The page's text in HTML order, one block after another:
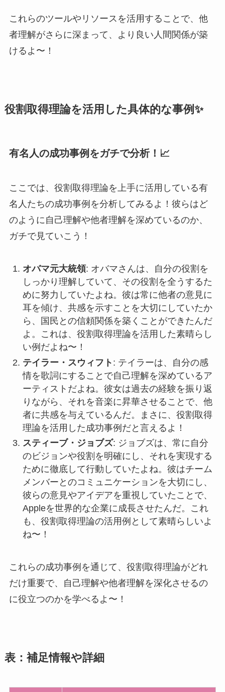
これらのツールやリソースを活用することで、他
者理解がさらに深まって、より良い人間関係が築
けるよ〜！
役割取得理論を活用した具体的な事例✨
有名人の成功事例をガチで分析！📈
ここでは、役割取得理論を上手に活用している有
名人たちの成功事例を分析してみるよ！彼らはど
のように自己理解や他者理解を深めているのか、
ガチで見ていこう！
オバマ元大統領: オバマさんは、自分の役割を
しっかり理解していて、その役割を全うするた
めに努力していたよね。彼は常に他者の意見に
耳を傾け、共感を示すことを大切にしていたか
ら、国民との信頼関係を築くことができたんだ
よ。これは、役割取得理論を活用した素晴らし
い例だよね〜！
テイラー・スウィフト : テイラーは、自分の感
情を歌詞にすることで自己理解を深めているア
ーティストだよね。彼女は過去の経験を振り返
りながら、それを音楽に昇華させることで、他
者に共感を与えているんだ。まさに、役割取得
理論を活用した成功事例だと言えるよ！
スティーブ・ジョブズ: ジョブズは、常に自分
のビジョンや役割を明確にし、それを実現する
ために徹底して行動していたよね。彼はチーム
メンバーとのコミュニケーションを大切にし、
彼らの意見やアイデアを重視していたことで、
Appleを世界的な企業に成長させたんだ。これ
も、役割取得理論の活用例として素晴らしいよ
ね〜！
これらの成功事例を通じて、役割取得理論がどれ
だけ重要で、自己理解や他者理解を深化させるの
に役立つのかを学べるよ〜！
表：補足情報や詳細